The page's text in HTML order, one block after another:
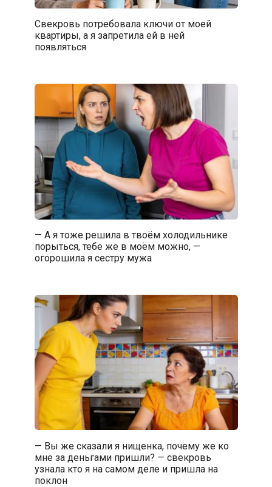
Свекровь потребовала ключи от моей
квартиры, а я запретила ей в ней
появляться
— А я тоже решила в твоём холодильнике
порыться, тебе же в моём можно, —
огорошила я сестру мужа
— Вы же сказали я нищенка, почему же ко
мне за деньгами пришли? — свекровь
узнала кто я на самом деле и пришла на
поклон